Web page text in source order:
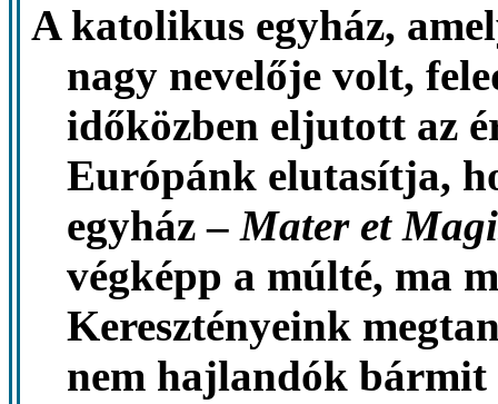
A katolikus egyház,
nagy nevelője volt,
időközben eljutott az
Európánk elutasítja,
egyház –Mater et
végképp a múlté, ma
Keresztényeink
nem hajlandók bármit